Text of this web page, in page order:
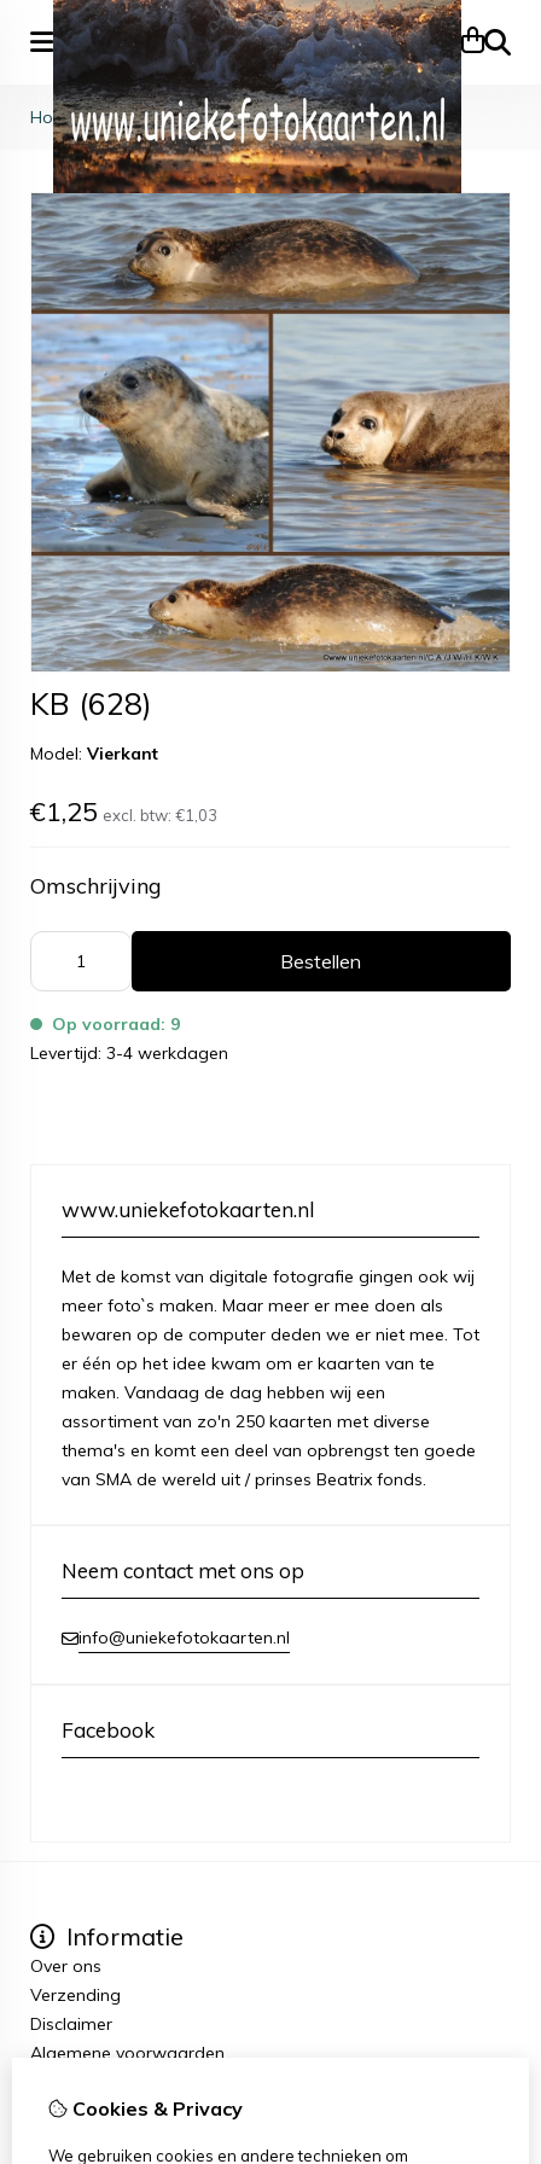
Zoeken
Home>KB (628)
KB (628)
Model: Vierkant
€1,25 excl. btw: €1,03
Omschrijving
Bestellen
Op voorraad: 9
Levertijd: 3-4 werkdagen
www.uniekefotokaarten.nl
Met de komst van digitale fotografie gingen ook wij
meer foto`s maken. Maar meer er mee doen als
bewaren op de computer deden we er niet mee. Tot
er één op het idee kwam om er kaarten van te
maken. Vandaag de dag hebben wij een
assortiment van zo'n 250 kaarten met diverse
thema's en komt een deel van opbrengst ten goede
van SMA de wereld uit / prinses Beatrix fonds.
Neem contact met ons op
info@uniekefotokaarten.nl
Facebook
Informatie
Over ons
Verzending
Disclaimer
Algemene voorwaarden
Cadeaubon
Cookies & Privacy
We gebruiken cookies en andere technieken om